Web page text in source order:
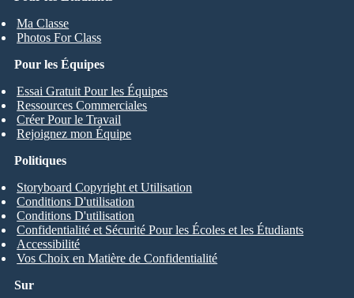
Ma Classe
Photos For Class
Pour les Équipes
Essai Gratuit Pour les Équipes
Ressources Commerciales
Créer Pour le Travail
Rejoignez mon Équipe
Sur
Politiques
Storyboard Copyright et Utilisation
Conditions D'utilisation
Conditions D'utilisation
Confidentialité et Sécurité Pour les Écoles et les Étudiants
Accessibilité
Vos Choix en Matière de Confidentialité